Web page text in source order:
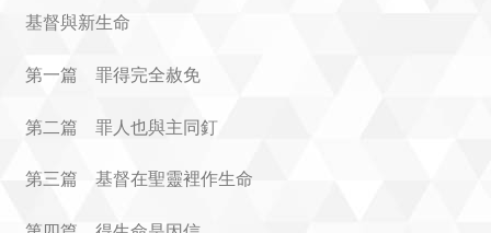
基督與新生命
第一篇 罪得完全赦免
第二篇 罪人也與主同釘
第三篇 基督在聖靈裡作生命